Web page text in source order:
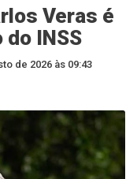
Veras é
INSS
de 2026 às 09:43